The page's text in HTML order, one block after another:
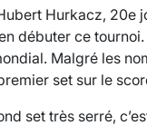
Hurkacz, 20e
débuter ce
Malgré les
set sur le
set très serré,